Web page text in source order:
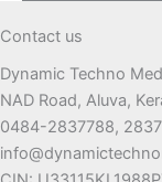
Contact us
Dynamic Techno
NAD Road, Aluva,
0484-2837788,